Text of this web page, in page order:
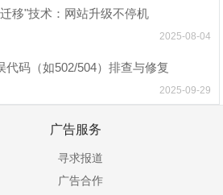
移"技术：网站升级不停机
2025-08-04
码（如502/504）排查与修复
2025-09-29
广告服务
寻求报道
广告合作